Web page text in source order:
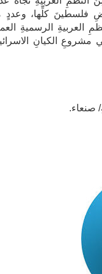
فلسطينَ كلِّها،
العربيةِ الرسميةِ
مشروعِ الكيانِ
صنعاء.